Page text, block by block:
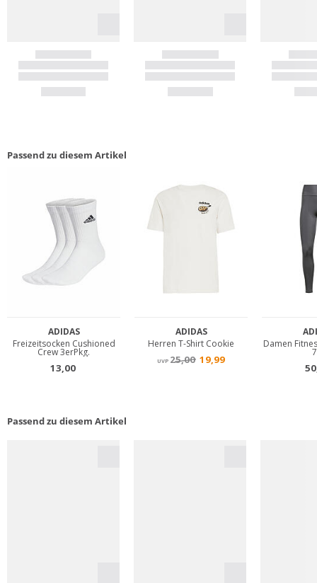
Passend zu diesem Artikel
Passend zu diesem Artikel